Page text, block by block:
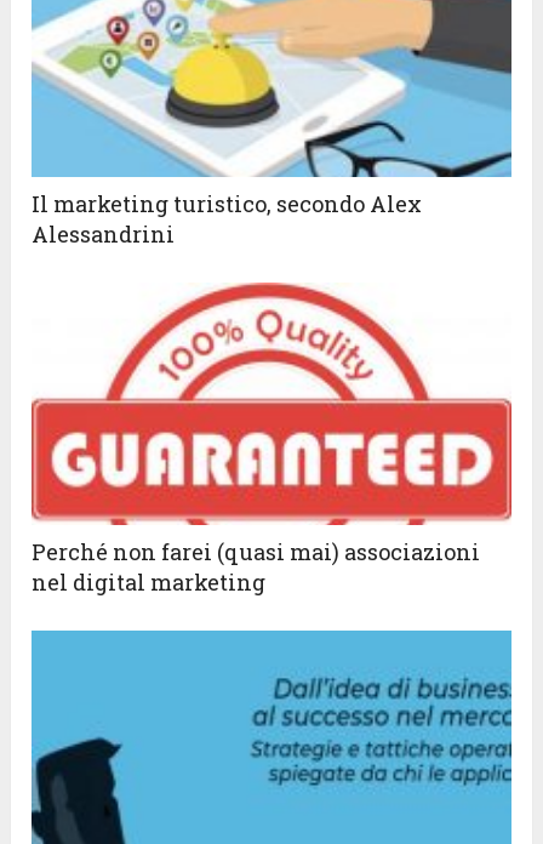
Il marketing turistico, secondo Alex
Alessandrini
Perché non farei (quasi mai) associazioni
nel digital marketing